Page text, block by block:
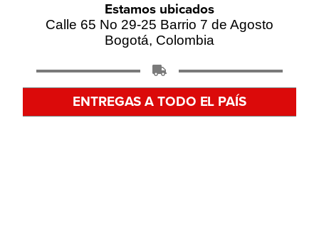
Estamos ubicados
Calle 65 No 29-25 Barrio 7 de Agosto
Bogotá, Colombia
ENTREGAS A TODO EL PAÍS